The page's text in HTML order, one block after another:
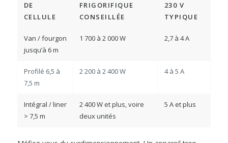
DE
CELLULE
FRIGORIFIQUE
CONSEILLÉE
230 V
TYPIQUE
Van / fourgon
jusqu’à 6 m
1 700 à 2 000 W 2,7 à 4 A
Profilé 6,5 à
7,5 m
2 200 à 2 400 W 4 à 5 A
Intégral / liner
> 7,5 m
2 400 W et plus, voire
deux unités
5 A et plus